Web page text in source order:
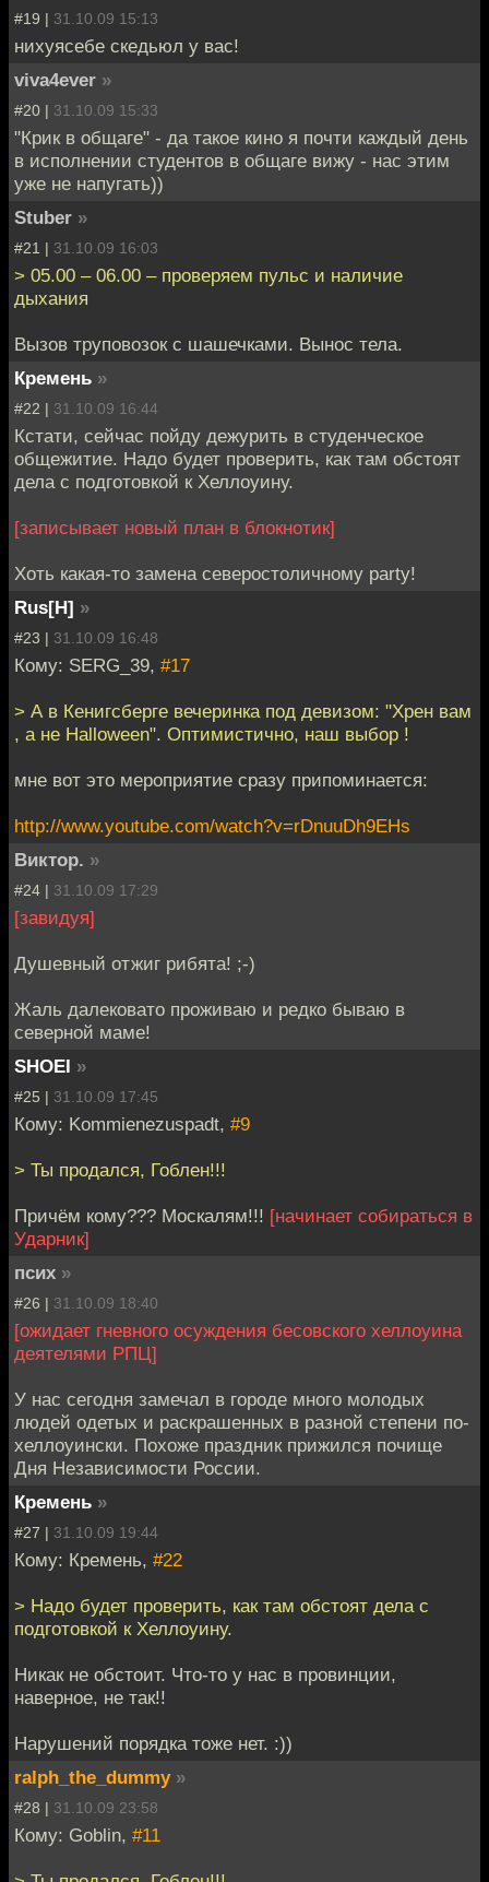
#19 | 31.10.09 15:13
нихуясебе скедьюл у вас!
viva4ever »
#20 | 31.10.09 15:33
"Крик в общаге" - да такое кино я почти каждый день
в исполнении студентов в общаге вижу - нас этим
уже не напугать))
Stuber »
#21 | 31.10.09 16:03
> 05.00 – 06.00 – проверяем пульс и наличие
дыхания
Вызов труповозок с шашечками. Вынос тела.
Кремень »
#22 | 31.10.09 16:44
Кстати, сейчас пойду дежурить в студенческое
общежитие. Надо будет проверить, как там обстоят
дела с подготовкой к Хеллоуину.
[записывает новый план в блокнотик]
Хоть какая-то замена северостоличному party!
Rus[H] »
#23 | 31.10.09 16:48
Кому: SERG_39, #17
> А в Кенигсберге вечеринка под девизом: "Хрен вам
, а не Halloween". Оптимистично, наш выбор !
мне вот это мероприятие сразу припоминается:
http://www.youtube.com/watch?v=rDnuuDh9EHs
Виктор. »
#24 | 31.10.09 17:29
[завидуя]
Душевный отжиг рибята! ;-)
Жаль далековато проживаю и редко бываю в
северной маме!
SHOEI »
#25 | 31.10.09 17:45
Кому: Kommienezuspadt, #9
> Ты продался, Гоблен!!!
Причём кому??? Москалям!!! [начинает собираться в
Ударник]
псих »
#26 | 31.10.09 18:40
[ожидает гневного осуждения бесовского хеллоуина
деятелями РПЦ]
У нас сегодня замечал в городе много молодых
людей одетых и раскрашенных в разной степени по-
хеллоуински. Похоже праздник прижился почище
Дня Независимости России.
Кремень »
#27 | 31.10.09 19:44
Кому: Кремень, #22
> Надо будет проверить, как там обстоят дела с
подготовкой к Хеллоуину.
Никак не обстоит. Что-то у нас в провинции,
наверное, не так!!
Нарушений порядка тоже нет. :))
ralph_the_dummy »
#28 | 31.10.09 23:58
Кому: Goblin, #11